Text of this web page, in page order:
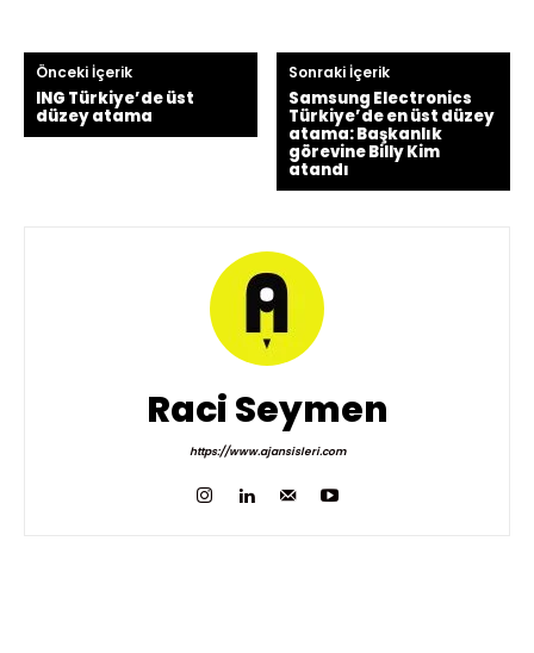
Önceki İçerik
ING Türkiye’de üst
düzey atama
Sonraki İçerik
Samsung Electronics
Türkiye’de en üst düzey
atama: Başkanlık
görevine Billy Kim
atandı
Raci Seymen
https://www.ajansisleri.com